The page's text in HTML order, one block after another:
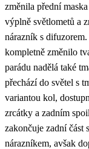
změnila přední
výplně světlometů a
nárazník s
kompletně změnilo
parádu nadělá také
přechází do světel s
variantou kol,
zrcátky a zadním
zakončuje zadní část
nárazníkem, avšak